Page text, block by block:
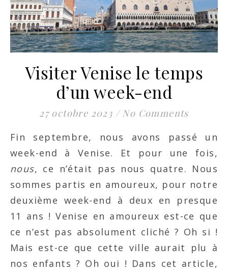
Visiter Venise le temps
d’un week-end
27 octobre 2023 / No Comments
Fin septembre, nous avons passé un
week-end à Venise. Et pour une fois,
nous, ce n’était pas nous quatre. Nous
sommes partis en amoureux, pour notre
deuxième week-end à deux en presque
11 ans ! Venise en amoureux est-ce que
ce n’est pas absolument cliché ? Oh si !
Mais est-ce que cette ville aurait plu à
nos enfants ? Oh oui ! Dans cet article,